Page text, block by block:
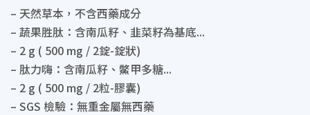
– 天然草本，不含西藥成分
– 蔬果胜肽：含南瓜籽、韭菜籽為基底...
– 2 g ( 500 mg / 2錠-錠狀)
– 肽力嗨：含南瓜籽、鱉甲多糖...
– 2 g ( 500 mg / 2粒-膠囊)
– SGS 檢驗：無重金屬無西藥